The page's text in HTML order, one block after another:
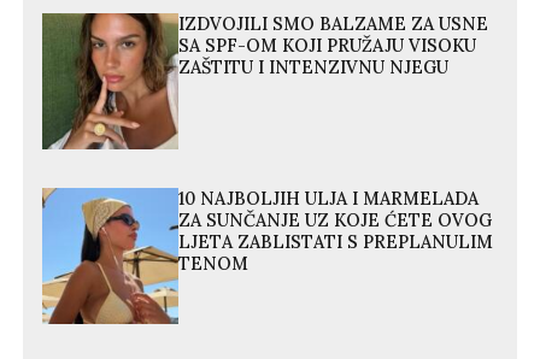
IZDVOJILI SMO BALZAME ZA USNE
SA SPF-OM KOJI PRUŽAJU VISOKU
ZAŠTITU I INTENZIVNU NJEGU
10 NAJBOLJIH ULJA I MARMELADA
ZA SUNČANJE UZ KOJE ĆETE OVOG
LJETA ZABLISTATI S PREPLANULIM
TENOM